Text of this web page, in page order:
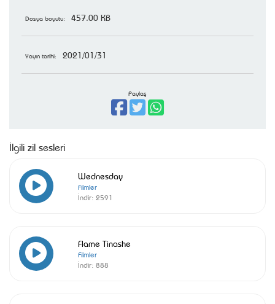
Dosya boyutu: 457.00 KB
Yayın tarihi: 2021/01/31
Paylaş
İlgili zil sesleri
Wednesday
Filmler
İndir: 2591
Flame Tinashe
Filmler
İndir: 888